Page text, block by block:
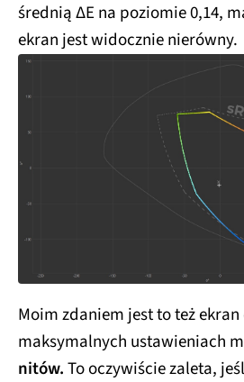
średnią ΔE na poziomie 0,14,
ekran jest widocznie nierówny.
Moim zdaniem jest to też
maksymalnych ustawieniach
nitów.To oczywiście zaleta,